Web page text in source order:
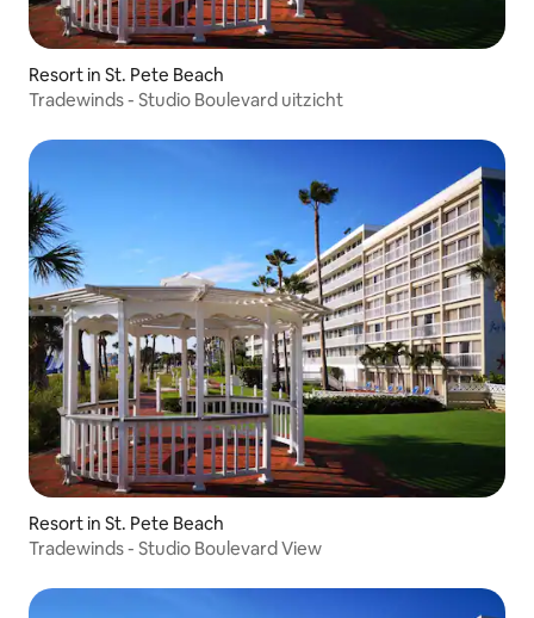
Resort in St. Pete Beach
Tradewinds - Studio Boulevard uitzicht
Resort in St. Pete Beach
Tradewinds - Studio Boulevard View